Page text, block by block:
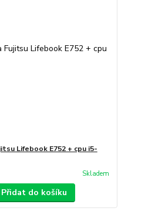
Lifebook E752 + cpu i5-
Skladem
Přidat do košíku